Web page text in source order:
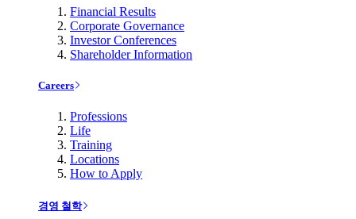
Financial Results
Corporate Governance
Investor Conferences
Shareholder Information
Careers
Professions
Life
Training
Locations
How to Apply
경영 철학